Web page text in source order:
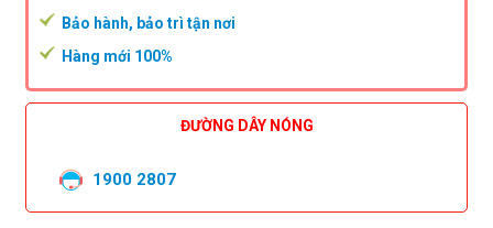
Bảo hành, bảo trì tận nơi
Hàng mới 100%
ĐƯỜNG DÂY NÓNG
1900 2807